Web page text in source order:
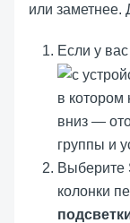
или заметнее.
Если у
в котором
вниз —
группы и
Выберите
колонки